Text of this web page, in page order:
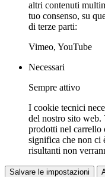
altri contenuti
tuo consenso, su
di terze parti:
Vimeo, YouTube
Necessari
Sempre attivo
I cookie tecnici
del nostro sito web.
prodotti nel carrello
significa che non ci
risultanti non
Salvare le impostazioni